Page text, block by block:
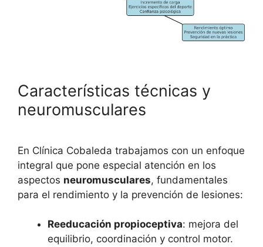
Características técnicas y
neuromusculares
En Clínica Cobaleda trabajamos con un enfoque
integral que pone especial atención en los
aspectos neuromusculares, fundamentales
para el rendimiento y la prevención de lesiones:
Reeducación propioceptiva: mejora del
equilibrio, coordinación y control motor.